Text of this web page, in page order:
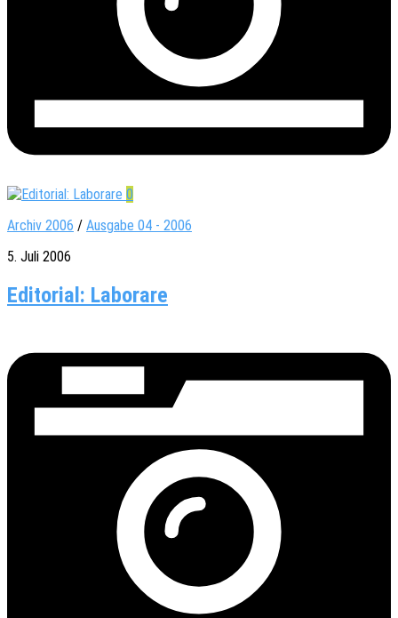
0
Archiv 2006 / Ausgabe 04 - 2006
5. Juli 2006
Editorial: Laborare